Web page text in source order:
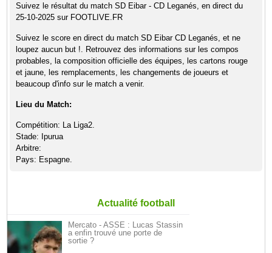
Suivez le résultat du match SD Eibar - CD Leganés, en direct du
25-10-2025 sur FOOTLIVE.FR
Suivez le score en direct du match SD Eibar CD Leganés, et ne
loupez aucun but !. Retrouvez des informations sur les compos
probables, la composition officielle des équipes, les cartons rouge
et jaune, les remplacements, les changements de joueurs et
beaucoup d'info sur le match a venir.
Lieu du Match:
Compétition: La Liga2.
Stade: Ipurua
Arbitre:
Pays: Espagne.
Actualité football
Mercato - ASSE : Lucas Stassin
a enfin trouvé une porte de
sortie ?